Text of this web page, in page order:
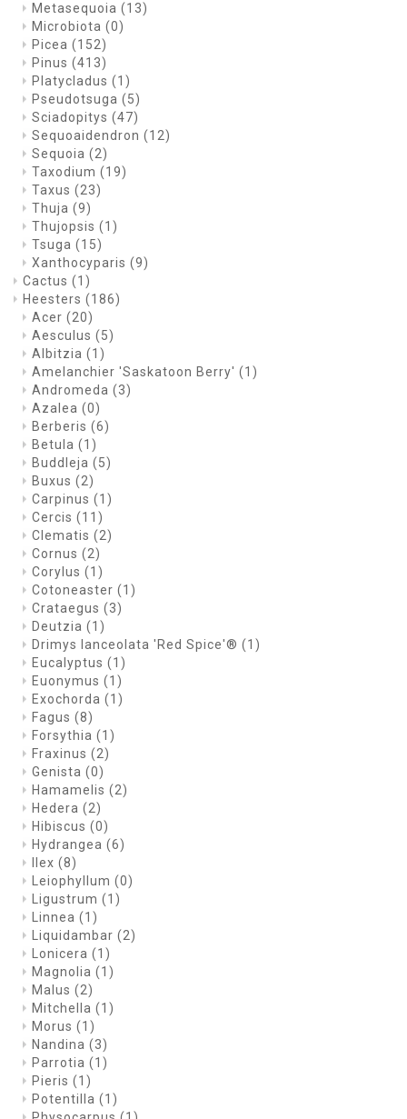
Metasequoia (13)
Microbiota (0)
Picea (152)
Pinus (413)
Platycladus (1)
Pseudotsuga (5)
Sciadopitys (47)
Sequoaidendron (12)
Sequoia (2)
Taxodium (19)
Taxus (23)
Thuja (9)
Thujopsis (1)
Tsuga (15)
Xanthocyparis (9)
Cactus (1)
Heesters (186)
Acer (20)
Aesculus (5)
Albitzia (1)
Amelanchier 'Saskatoon Berry' (1)
Andromeda (3)
Azalea (0)
Berberis (6)
Betula (1)
Buddleja (5)
Buxus (2)
Carpinus (1)
Cercis (11)
Clematis (2)
Cornus (2)
Corylus (1)
Cotoneaster (1)
Crataegus (3)
Deutzia (1)
Drimys lanceolata 'Red Spice'® (1)
Eucalyptus (1)
Euonymus (1)
Exochorda (1)
Fagus (8)
Forsythia (1)
Fraxinus (2)
Genista (0)
Hamamelis (2)
Hedera (2)
Hibiscus (0)
Hydrangea (6)
Ilex (8)
Leiophyllum (0)
Ligustrum (1)
Linnea (1)
Liquidambar (2)
Lonicera (1)
Magnolia (1)
Malus (2)
Mitchella (1)
Morus (1)
Nandina (3)
Parrotia (1)
Pieris (1)
Potentilla (1)